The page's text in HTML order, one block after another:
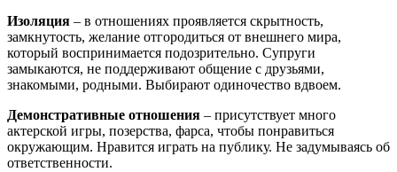
Изоляция – в отношениях проявляется скрытность,
замкнутость, желание отгородиться от внешнего мира,
который воспринимается подозрительно. Супруги
замыкаются, не поддерживают общение с друзьями,
знакомыми, родными. Выбирают одиночество вдвоем.
Демонстративные отношения – присутствует много
актерской игры, позерства, фарса, чтобы понравиться
окружающим. Нравится играть на публику. Не задумываясь об
ответственности.